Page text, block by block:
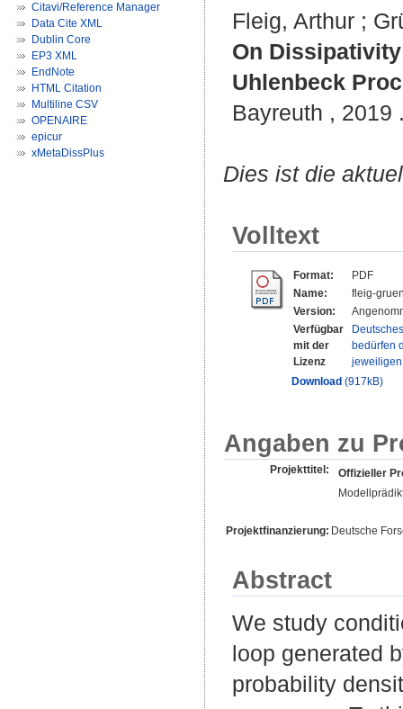
Citavi/Reference Manager
Data Cite XML
Dublin Core
EP3 XML
EndNote
HTML Citation
Multiline CSV
OPENAIRE
epicur
xMetaDissPlus
Fleig, Arthur ;
On
Uhlenbeck
Bayreuth , 2019
Dies ist die
Volltext
Format:
PDF
Name:
fleig-
Version:
Verfügbar
mit der
Lizenz
bedürfen
Download (917kB)
Angaben zu
Projekttitel:
Offizieller
Projektfinanzierung: Deutsche
Abstract
We study
loop generated
probability